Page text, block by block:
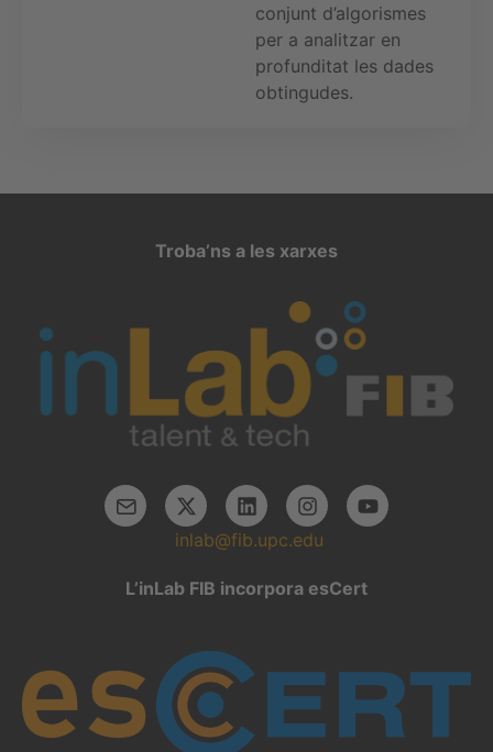
conjunt d’algorismes
per a analitzar en
profunditat les dades
obtingudes.
Troba’ns a les xarxes
inlab@fib.upc.edu
L’inLab FIB incorpora esCert